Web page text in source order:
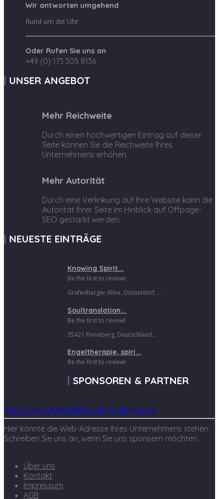
Wir antworten umgehend
Rund um die Uhr
Oder Rufen Sie uns an
+49 (0) 173 305 8136
UNSER ANGEBOT
Mehr Reichweite
Durch einen hochwertigen Eintrag auf dieser
Seite können Sie die Reichweite Ihres
Unternehmens erhöhen.
Mehr Autorität
Durch eine Verlinkung auf Ihre Website kann die
Autorität Ihrer Seite im Hinblick auf Offpage-
SEO gestärkt werden.
NEUESTE EINTRÄGE
Knowing Spirit...
Be the first to review!
Grafenberger Allee, Düsseldorf, ...
Soultranslation...
Be the first to review!
25421 Pinneberg, Deutschland...
Engeltherapie, spiri...
Be the first to review!
SPONSOREN & PARTNER
Versicherungsvergleich auf go-findyou.de
Hier könnte die Web-Adresse Ihres Unternehmens stehen.
Schreiben Sie uns an, wenn Sie uns sponsern möchten.
Über uns
Kontakt
Impressum
AGB